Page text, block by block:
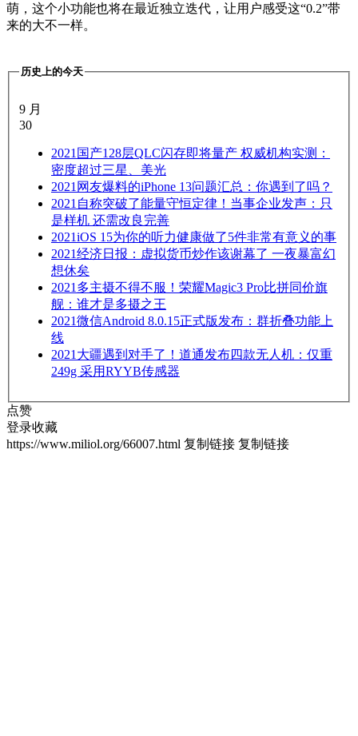
萌，这个小功能也将在最近独立迭代，让用户感受这“0.2”带
来的大不一样。
历史上的今天
9 月
30
2021 国产128层QLC闪存即将量产 权威机构实测：
密度超过三星、美光
2021 网友爆料的iPhone 13问题汇总：你遇到了吗？
2021 自称突破了能量守恒定律！当事企业发声：只
是样机 还需改良完善
2021iOS 15为你的听力健康做了5件非常有意义的事
2021经济日报：虚拟货币炒作该谢幕了 一夜暴富幻
想休矣
2021 多主摄不得不服！荣耀Magic3 Pro比拼同价旗
舰：谁才是多摄之王
2021微信Android 8.0.15正式版发布：群折叠功能上
线
2021 大疆遇到对手了！道通发布四款无人机：仅重
249g 采用RYYB传感器
点赞
登录收藏
https://www.miliol.org/66007.html 复制链接 复制链接